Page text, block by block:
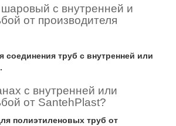
с внутренней и
от производителя
труб с внутренней или
с внутренней или
от SantehPlast?
полиэтиленовых труб от